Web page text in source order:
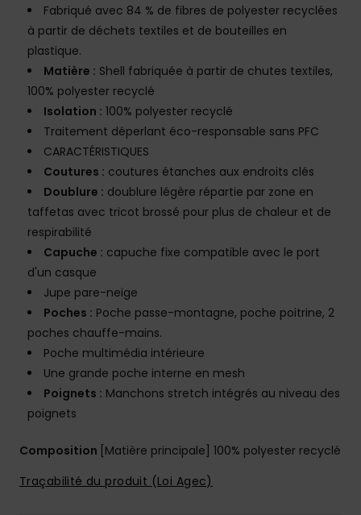
Fabriqué avec 84 % de fibres de polyester recyclées
à partir de déchets textiles et de bouteilles en
plastique.
Matière : Shell fabriquée à partir de chutes textiles,
100% polyester recyclé
Isolation : 100% polyester recyclé
Traitement déperlant éco-responsable sans PFC
CARACTÉRISTIQUES
Coutures : coutures étanches aux endroits clés
Doublure : doublure légère répartie par zone en
taffetas avec tricot brossé pour plus de chaleur et de
respirabilité
Capuche : capuche fixe compatible avec le port
d'un casque
Jupe pare-neige
Poches : Poche passe-montagne, poche poitrine, 2
poches chauffe-mains.
Poche multimédia intérieure
Une grande poche interne en mesh
Poignets : Manchons stretch intégrés au niveau des
poignets
Composition [Matière principale] 100% polyester recyclé
Traçabilité du produit (Loi Agec)